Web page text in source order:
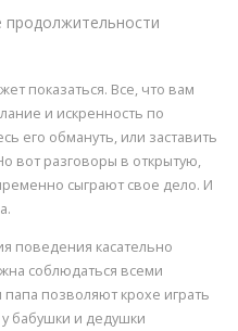
продолжительности
показаться. Все, что вам
и искренность по
его обмануть, или заставить
вот разговоры в открытую,
сыграют свое дело. И
поведения касательно
соблюдаться всеми
позволяют крохе играть
бабушки и дедушки